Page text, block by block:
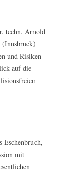
techn. Arnold
(Innsbruck)
und Risiken
auf die
Eschenbruch,
mit